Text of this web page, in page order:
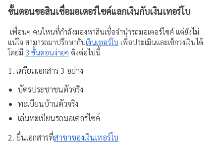
ขั้นตอนขอสินเชื่อมอเตอร์ไซค์แลกเงินกับเงินเทอร์โบ
เพื่อนๆ คนไหนที่กำลังมองหาสินเชื่อจำนำรถมอเตอร์ไซค์ แต่ยังไม่
แน่ใจ สามารถมาปรึกษากับเงินเทอร์โบ เพื่อประเมินและเช็กวงเงินได้
โดยมี 3 ขั้นตอนง่ายๆ ดังต่อไปนี้
1. เตรียมเอกสาร 3 อย่าง
บัตรประชาชนตัวจริง
ทะเบียนบ้านตัวจริง
เล่มทะเบียนรถมอเตอร์ไซค์
2. ยื่นเอกสารที่สาขาของเงินเทอร์โบ